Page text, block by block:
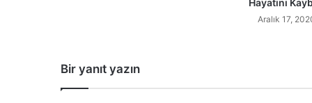
Aralık 17,
Bir yanıt yazın